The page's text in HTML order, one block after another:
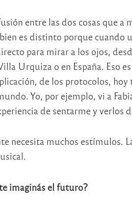
entre las dos cosas que a
es distinto porque cuando
para mirar a los ojos,
Urquiza o en España. Eso
de los protocolos,
Yo, por ejemplo, vi a
de sentarme y verlos
necesita muchos estímulos.
imaginás el futuro?